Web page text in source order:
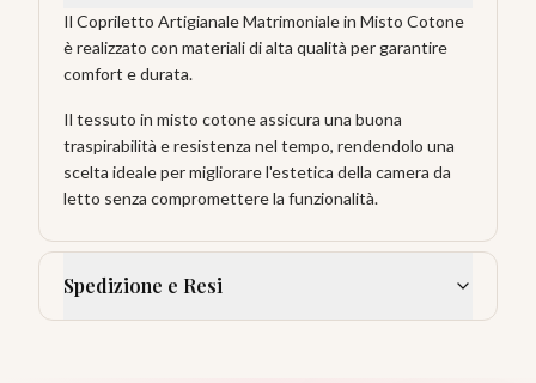
Il Copriletto Artigianale Matrimoniale in Misto Cotone
è realizzato con materiali di alta qualità per garantire
comfort e durata.
Il tessuto in misto cotone assicura una buona
traspirabilità e resistenza nel tempo, rendendolo una
scelta ideale per migliorare l'estetica della camera da
letto senza compromettere la funzionalità.
Spedizione e Resi